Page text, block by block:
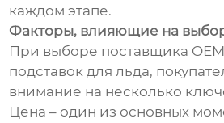
каждом этапе.
Факторы, влияющие на
При выборе поставщика
подставок для льда,
внимание на несколько
Цена – один из основных